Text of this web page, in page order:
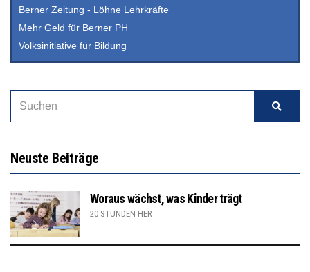
Berner Zeitung - Löhne Lehrkräfte
Mehr Geld für Berner PH
Volksinitiative für Bildung
Neuste Beiträge
Woraus wächst, was Kinder trägt
20 STUNDEN HER